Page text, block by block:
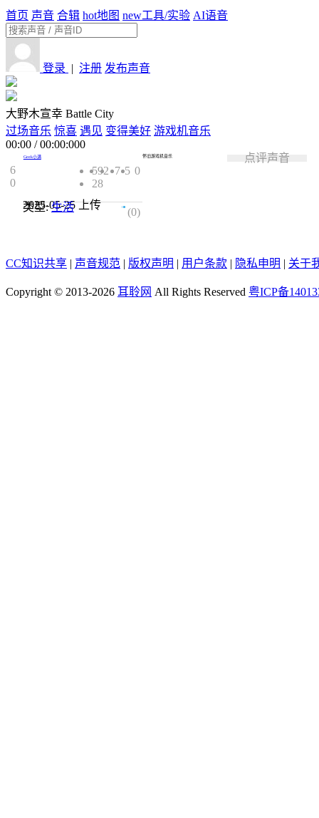
首页 声音 合辑 hot地图 new工具/实验 AI语音
登录 | 注册 发布声音
大野木宣幸 Battle City
过场音乐 惊喜 遇见 变得美好 游戏机音乐
00:00 /00:00:000
6
0
Geek小满
592 7 5 0
28
2025-05-25上传
类型:生活 0.0
(0)
怀旧游戏机音乐 点评声音
CC知识共享 | 声音规范 | 版权声明 | 用户条款 | 隐私申明 | 关于
Copyright © 2013-2026 耳聆网 All Rights Reserved 粤ICP备